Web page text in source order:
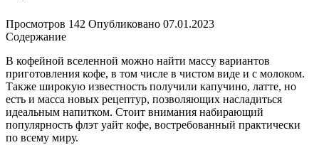
Просмотров 142 Опубликовано 07.01.2023
Содержание
В кофейной вселенной можно найти массу вариантов
приготовления кофе, в том числе в чистом виде и с молоком.
Также широкую известность получили капучино, латте, но
есть и масса новых рецептур, позволяющих насладиться
идеальным напитком. Стоит внимания набирающий
популярность флэт уайт кофе, востребованный практически
по всему миру.